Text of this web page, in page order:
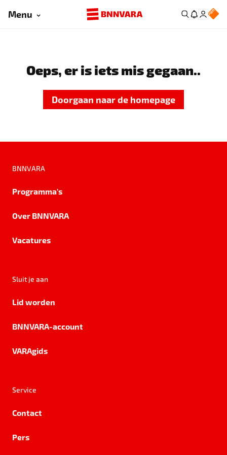
Menu
Oeps, er is iets mis gegaan..
Doorgaan naar de homepage
BNNVARA
Programma's
Over BNNVARA
Vacatures
Sluit je aan
Lid worden
BNNVARA-account
VARAgids
Service
Contact
Pers